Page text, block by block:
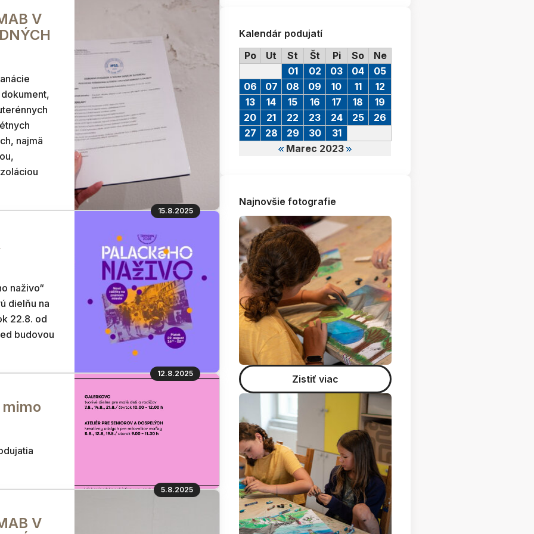
V
najmä
15.8.2025
naživo“
dielňu na
22.8. od
budovou
12.8.2025
5.8.2025
V
Kalendár podujatí
Po
Ut St Št Pi So Ne
Marec 2023
01 02 03 04
05
06
07 08 09 10 11
12
13
14 15 16 17 18
19
20
21 22 23 24 25
26
27
28 29 30 31
Najnovšie fotografie
Zistiť viac